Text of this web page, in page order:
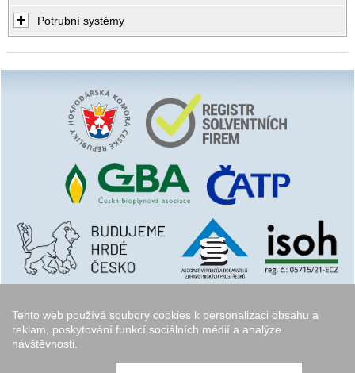
Tento web používá soubory cookies k personalizaci obsahu a
reklam, poskytování funkcí sociálních médií a analýze
návštěvnosti.
Potrubní systémy